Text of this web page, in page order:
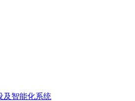
及智能化系统